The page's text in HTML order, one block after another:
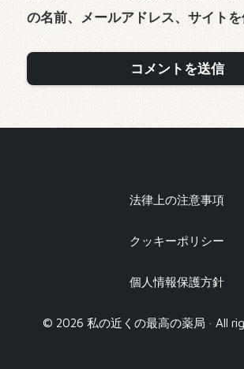
の名前、メールアドレス、サイトを
法律上の注意事項
クッキーポリシー
個人情報保護方針
© 2026 私の近くの最高の薬局 · All